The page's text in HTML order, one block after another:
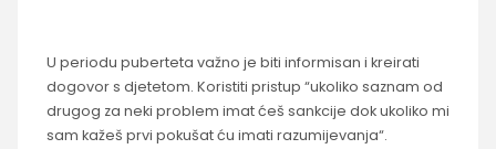
U periodu puberteta važno je biti informisan i kreirati
dogovor s djetetom. Koristiti pristup “ukoliko saznam od
drugog za neki problem imat ćeš sankcije dok ukoliko mi
sam kažeš prvi pokušat ću imati razumijevanja“.